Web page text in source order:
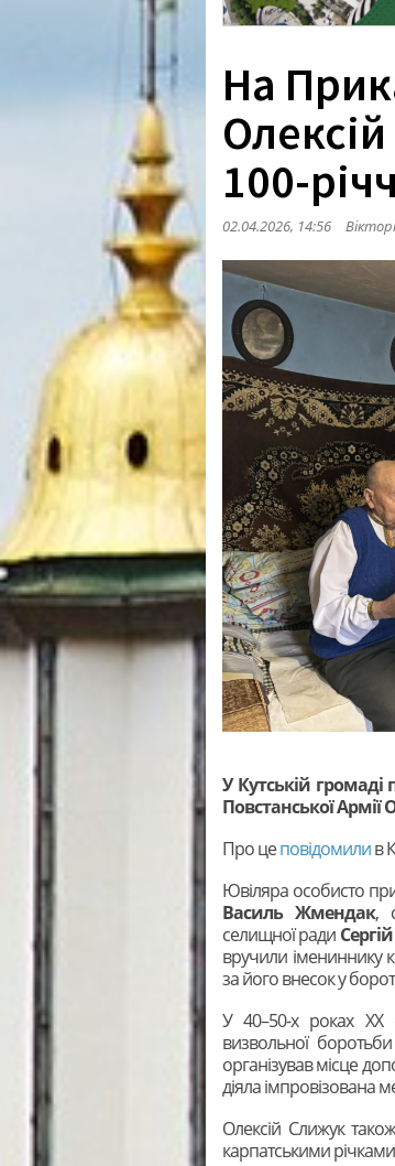
На
100-
02.04.2026, 14:56
У Кутській громаді
Повстанської
Про цеповідомилив
Ювіляра особисто
Василь Жмендак,
селищної ради
вручили імениннику
за його внесок у
У 40–50-х роках ХХ
визвольної
організував місце
діяла імпровізована
Олексій Слижук
карпатськими